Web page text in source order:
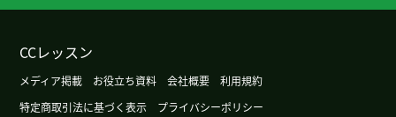
冷。( 女性 )
今天广州的天气有点儿冷。( 女性 )
CCレッスン
メディア掲載 お役立ち資料 会社概要
利用規約
特定商取引法に基づく表示
プライバシーポリシー